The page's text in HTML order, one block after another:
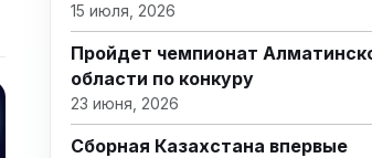
15 июля, 2026
Пройдет чемпионат
области по конкуру
23 июня, 2026
Сборная Казахстана впервые